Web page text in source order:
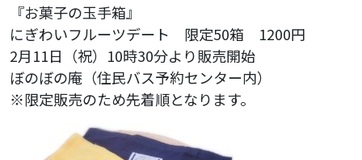
『お菓子の玉手箱』
にぎわいフルーツデート 限定50箱 1200円
2月11日（祝）10時30分より販売開始
ぼのぼの庵（住民バス予約センター内）
※限定販売のため先着順となります。